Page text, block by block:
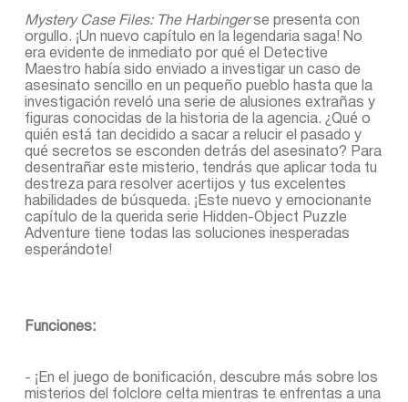
Mystery Case Files: The Harbingerse presenta con
orgullo. ¡Un nuevo capítulo en la legendaria saga! No
era evidente de inmediato por qué el Detective
Maestro había sido enviado a investigar un caso de
asesinato sencillo en un pequeño pueblo hasta que la
investigación reveló una serie de alusiones extrañas y
figuras conocidas de la historia de la agencia. ¿Qué o
quién está tan decidido a sacar a relucir el pasado y
qué secretos se esconden detrás del asesinato? Para
desentrañar este misterio, tendrás que aplicar toda tu
destreza para resolver acertijos y tus excelentes
habilidades de búsqueda. ¡Este nuevo y emocionante
capítulo de la querida serie Hidden-Object Puzzle
Adventure tiene todas las soluciones inesperadas
esperándote!
Funciones:
- ¡En el juego de bonificación, descubre más sobre los
misterios del folclore celta mientras te enfrentas a una